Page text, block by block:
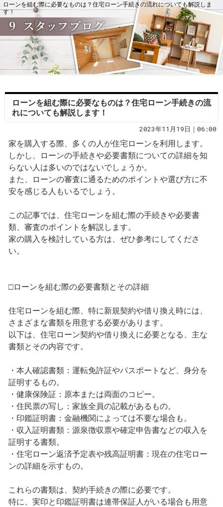
ローンを組む際に必要なものは？住宅ローン手続きの流れについても解説しま
す！
ローンを組む際に必要なものは？住宅ローン手続きの流
れについても解説します！
2023年11月19日｜06:00
家を購入する際、多くの人が住宅ローンを利用します。
しかし、ローンの手続きや必要書類についての詳細を知
らない人は多いのではないでしょうか。
また、ローンの審査に通るためのポイントや選び方に不
安を感じる人もいるでしょう。
この記事では、住宅ローンを組む際の手続きや必要書
類、審査のポイントを解説します。
家の購入を検討している方は、ぜひ参考にしてくださ
い。
□ローンを組む際の必要書類とその詳細
住宅ローンを組む際、特に新規契約や借り換え時には、
さまざまな書類を用意する必要があります。
以下は、住宅ローン契約や借り換えに必要となる、主な
書類とその内容です。
・本人確認書類：運転免許証やパスポートなど、身分を
証明するもの。
・健康保険証：原本または両面のコピー。
・住民票の写し：家族全員の記載があるもの。
・印鑑証明書：金融機関によっては不要な場合も。
・収入証明書類：源泉徴収票や確定申告書などの収入を
証明する書類。
・住宅ローン返済予定表や残高証明書：現在の住宅ロー
ンの詳細を示すもの。
これらの書類は、契約手続きの際に必要です。
特に、実印と印鑑証明書は連帯保証人がいる場合も用意